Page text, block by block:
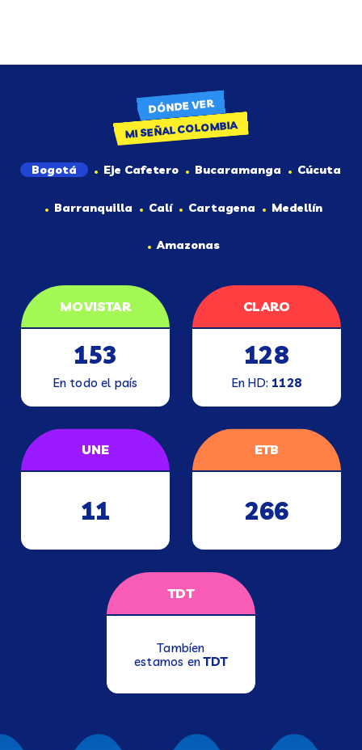
DÓNDE VER
MI SEÑAL COLOMBIA
Bogotá Eje Cafetero Bucaramanga Cúcuta
Barranquilla Calí Cartagena Medellín
Amazonas
MOVISTAR
153
En todo el país
CLARO
128
En HD:1128
UNE
11
ETB
266
TDT
Tambíen
estamos enTDT